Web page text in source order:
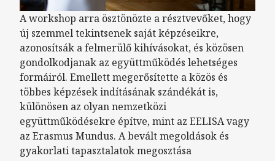
A workshop arra ösztönözte a résztvevőket, hogy
új szemmel tekintsenek saját képzéseikre,
azonosítsák a felmerülő kihívásokat, és közösen
gondolkodjanak az együttműködés lehetséges
formáiról. Emellett megerősítette a közös és
többes képzések indításának szándékát is,
különösen az olyan nemzetközi
együttműködésekre építve, mint az EELISA vagy
az Erasmus Mundus. A bevált megoldások és
gyakorlati tapasztalatok megosztása